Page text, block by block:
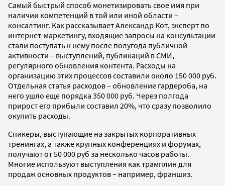
Самый быстрый способ монетизировать свое имя при
наличии компетенций в той или иной области –
консалтинг. Как рассказывает Александр Кот, эксперт по
интернет-маркетингу, входящие запросы на консультации
стали поступать к нему после полугода публичной
активности – выступлений, публикаций в СМИ,
регулярного обновления контента. Расходы на
организацию этих процессов составили около 150 000 руб.
Отдельная статья расходов – обновление гардероба, на
него ушло еще порядка 350 000 руб. Через полгода
прирост его прибыли составил 20%, что сразу позволило
окупить расходы.
Спикеры, выступающие на закрытых корпоративных
тренингах, а также крупных конференциях и форумах,
получают от 50 000 руб за несколько часов работы.
Многие используют выступления как трамплин для
продаж основных продуктов – например, франшиз.